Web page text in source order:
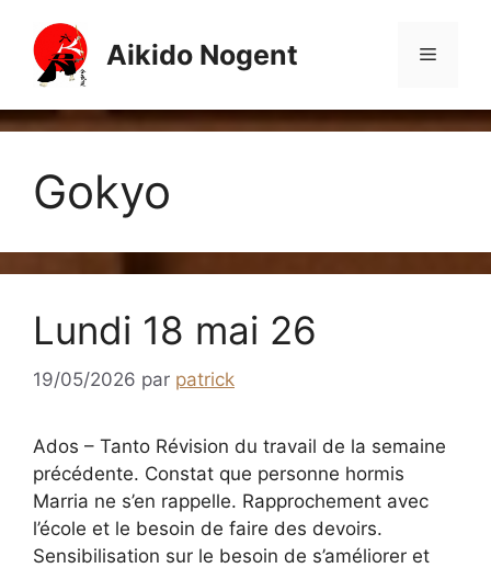
contenu
Aikido Nogent Menu
Gokyo
Lundi 18 mai 26
19/05/2026 par patrick
Ados – Tanto Révision du travail de la semaine
précédente. Constat que personne hormis
Marria ne s’en rappelle. Rapprochement avec
l’école et le besoin de faire des devoirs.
Sensibilisation sur le besoin de s’améliorer et